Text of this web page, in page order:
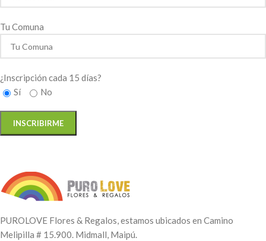
Tu Comuna
¿Inscripción cada 15 días?
Sí
No
PUROLOVE Flores & Regalos, estamos ubicados en Camino
Melipilla # 15.900. Midmall, Maipú.